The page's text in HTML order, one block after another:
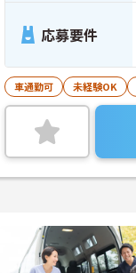
応募要件
車通勤可 未経験OK